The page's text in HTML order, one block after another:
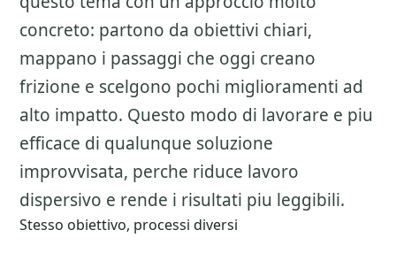
concreto: partono da obiettivi chiari,
mappano i passaggi che oggi creano
frizione e scelgono pochi miglioramenti ad
alto impatto. Questo modo di lavorare e piu
efficace di qualunque soluzione
improvvisata, perche riduce lavoro
dispersivo e rende i risultati piu leggibili.
Stesso obiettivo, processi diversi